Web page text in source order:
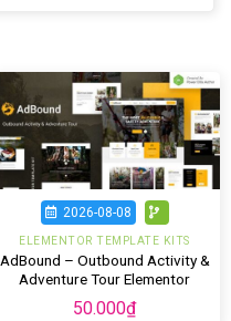
2026-08-08
ELEMENTOR TEMPLATE KITS
AdBound – Outbound Activity &
Adventure Tour Elementor
Template Kit
50.000₫